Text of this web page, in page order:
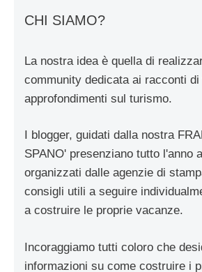
CHI SIAMO?
La nostra idea è quella di
community dedicata ai racconti
approfondimenti sul turismo.
I blogger, guidati dalla nostra
SPANO' presenziano tutto l'anno
organizzati dalle agenzie di
consigli utili a seguire
a costruire le proprie vacanze.
Incoraggiamo tutti coloro che
informazioni su come costruire i